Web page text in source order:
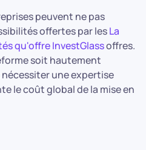
peuvent ne pas
offertes par lesLa
qu'offre InvestGlassoffres.
soit hautement
une expertise
le coût global de la mise en